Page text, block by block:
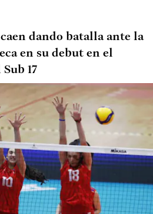
dando batalla ante la
en su debut en el
17